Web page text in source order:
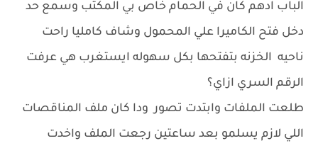
الباب ادهم كان في الحمام خاص بي المكتب وسمع حد
دخل فتح الكاميرا علي المحمول وشاف كامليا راحت
ناحيه الخزنه بتفتحها بكل سهوله ايستغرب هي عرفت
الرقم السري ازاي؟
طلعت الملفات وابتدت تصور ودا كان ملف المناقصات
اللي لازم يسلمو بعد ساعتين رجعت الملف واخدت